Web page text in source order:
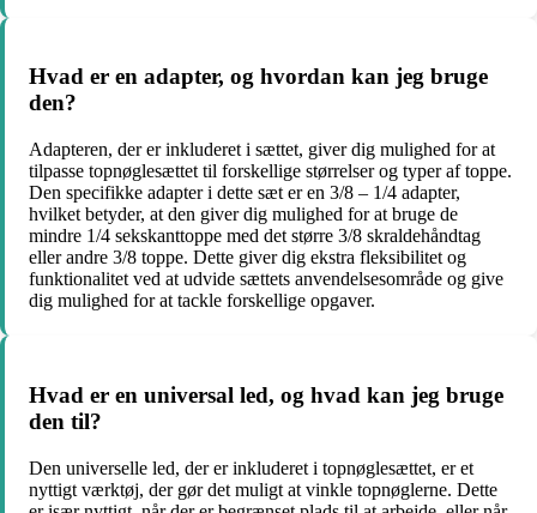
Hvad er en adapter, og hvordan kan jeg bruge
den?
Adapteren, der er inkluderet i sættet, giver dig mulighed for at
tilpasse topnøglesættet til forskellige størrelser og typer af toppe.
Den specifikke adapter i dette sæt er en 3/8 – 1/4 adapter,
hvilket betyder, at den giver dig mulighed for at bruge de
mindre 1/4 sekskanttoppe med det større 3/8 skraldehåndtag
eller andre 3/8 toppe. Dette giver dig ekstra fleksibilitet og
funktionalitet ved at udvide sættets anvendelsesområde og give
dig mulighed for at tackle forskellige opgaver.
Hvad er en universal led, og hvad kan jeg bruge
den til?
Den universelle led, der er inkluderet i topnøglesættet, er et
nyttigt værktøj, der gør det muligt at vinkle topnøglerne. Dette